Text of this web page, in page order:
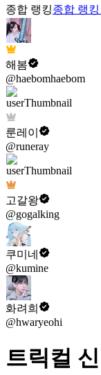
종합 랭킹종합 랭킹
해봄
@haebomhaebom
룬레이
@runeray
고갈왕
@gogalking
쿠미네
@kumine
화려희
@hwaryeohi
트릭컬